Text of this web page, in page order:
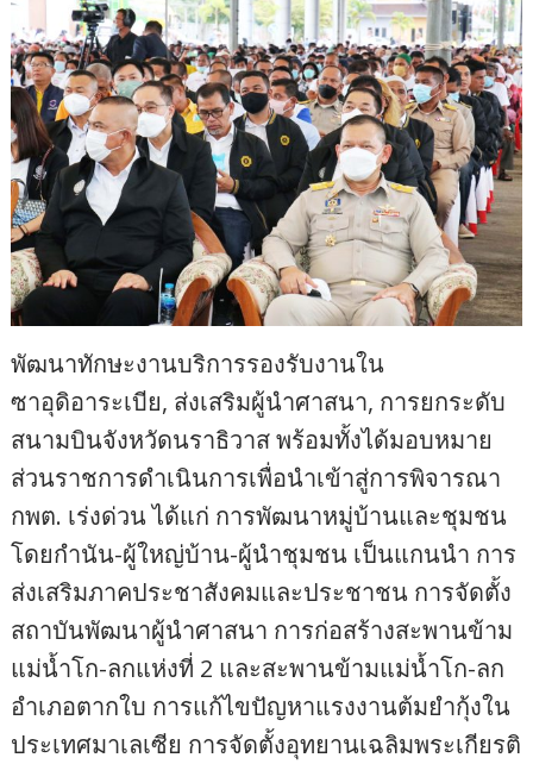
พัฒนาทักษะงานบริการรองรับงานใน
ซาอุดิอาระเบีย, ส่งเสริมผู้นำศาสนา, การยกระดับ
สนามบินจังหวัดนราธิวาส พร้อมทั้งได้มอบหมาย
ส่วนราชการดำเนินการเพื่อนำเข้าสู่การพิจารณา
กพต. เร่งด่วน ได้แก่ การพัฒนาหมู่บ้านและชุมชน
โดยกำนัน-ผู้ใหญ่บ้าน-ผู้นำชุมชน เป็นแกนนำ การ
ส่งเสริมภาคประชาสังคมและประชาชน การจัดตั้ง
สถาบันพัฒนาผู้นำศาสนา การก่อสร้างสะพานข้าม
แม่น้ำโก-ลกแห่งที่ 2 และสะพานข้ามแม่น้ำโก-ลก
อำเภอตากใบ การแก้ไขปัญหาแรงงานต้มยำกุ้งใน
ประเทศมาเลเซีย การจัดตั้งอุทยานเฉลิมพระเกียรติ